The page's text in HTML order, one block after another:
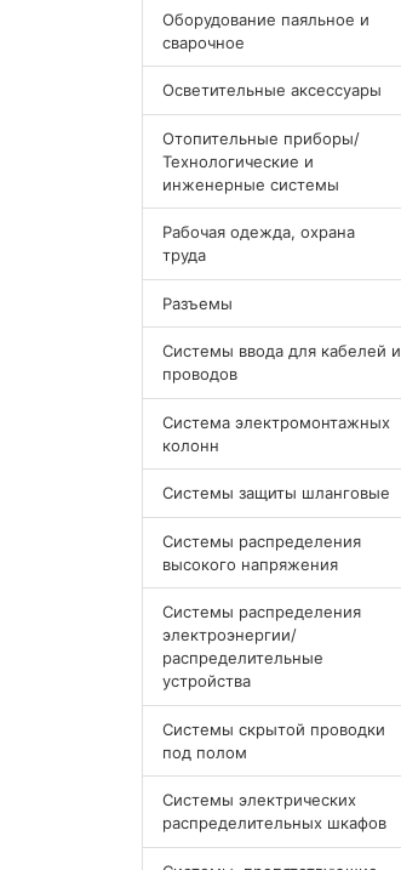
Оборудование паяльное и
сварочное
Осветительные аксессуары
Отопительные приборы/
Технологические и
инженерные системы
Рабочая одежда, охрана
труда
Разъемы
Системы ввода для кабелей и
проводов
Система электромонтажных
колонн
Системы защиты шланговые
Системы распределения
высокого напряжения
Системы распределения
электроэнергии/
распределительные
устройства
Системы скрытой проводки
под полом
Системы электрических
распределительных шкафов